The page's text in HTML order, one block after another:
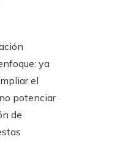
ya
el
potenciar
de